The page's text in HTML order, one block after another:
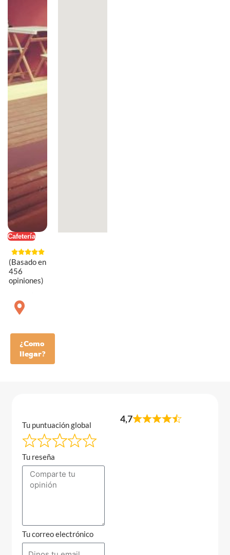
Cafetería
(Basado en
456
opiniones)
¿Como
llegar?
Tu puntuación global
Tu reseña
Tu correo electrónico
4,7